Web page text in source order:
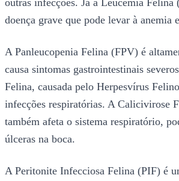
doença grave que pode levar à anemia
A Panleucopenia Felina (FPV) é
causa sintomas gastrointestinais
Felina, causada pelo Herpesvírus
infecções respiratórias. A Calicivirose
também afeta o sistema respiratório,
úlceras na boca.
A Peritonite Infecciosa Felina (PIF) é